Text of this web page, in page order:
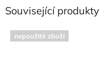
Související produkty
nepoužité zboží